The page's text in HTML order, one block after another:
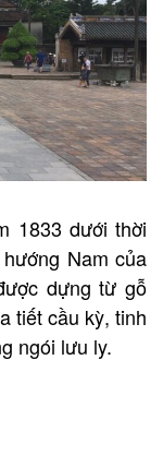
1833 dưới thời
Nam của
dựng từ gỗ
tiết cầu kỳ, tinh
ngói lưu ly.